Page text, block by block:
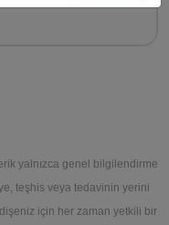
yalnızca genel bilgilendirme
teşhis veya tedavinin yerini
için her zaman yetkili bir